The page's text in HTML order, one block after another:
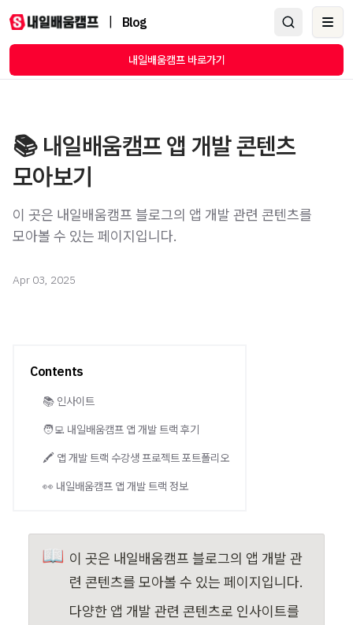
Blog
내일배움캠프 바로가기
📚 내일배움캠프 앱 개발 콘텐츠
모아보기
이 곳은 내일배움캠프 블로그의 앱 개발 관련 콘텐츠를
모아볼 수 있는 페이지입니다.
Apr 03, 2025
Contents
📚 인사이트
🧑‍💻 내일배움캠프 앱 개발 트랙 후기
🖍️ 앱 개발 트랙 수강생 프로젝트 포트폴리오
👀 내일배움캠프 앱 개발 트랙 정보
📖 이 곳은 내일배움캠프 블로그의 앱 개발 관
련 콘텐츠를 모아볼 수 있는 페이지입니다.
다양한 앱 개발 관련 콘텐츠로 인사이트를